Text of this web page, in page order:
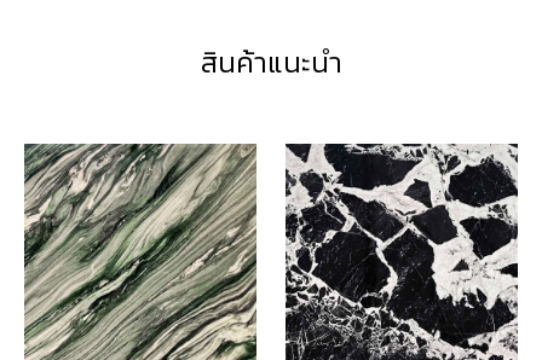
สินค้าแนะนำ